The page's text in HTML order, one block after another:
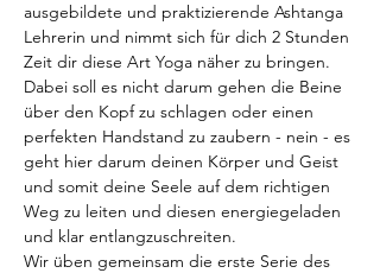
ausgebildete und praktizierende Ashtanga
Lehrerin und nimmt sich für dich 2 Stunden
Zeit dir diese Art Yoga näher zu bringen.
Dabei soll es nicht darum gehen die Beine
über den Kopf zu schlagen oder einen
perfekten Handstand zu zaubern - nein - es
geht hier darum deinen Körper und Geist
und somit deine Seele auf dem richtigen
Weg zu leiten und diesen energiegeladen
und klar entlangzuschreiten.
Wir üben gemeinsam die erste Serie des